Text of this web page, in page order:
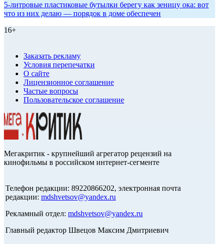
5-литровые пластиковые бутылки берегу как зеницу ока: вот
что из них делаю — порядок в доме обеспечен
16+
Заказать рекламу
Условия перепечатки
О сайте
Лицензионное соглашение
Частые вопросы
Пользовательское соглашение
Мегакритик - крупнейший агрегатор рецензий на
кинофильмы в российском интернет-сегменте
Телефон редакции: 89220866202, электронная почта
редакции: mdshvetsov@yandex.ru
Рекламный отдел: mdshvetsov@yandex.ru
Главный редактор Швецов Максим Дмитриевич